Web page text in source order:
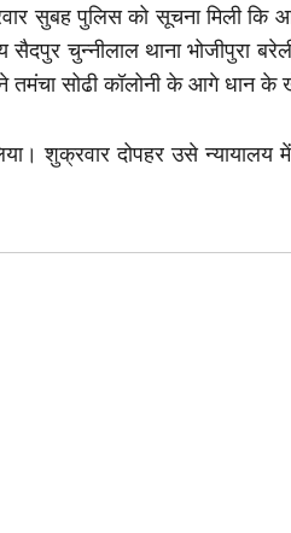
सुबह पुलिस को सूचना मिली
चुन्नीलाल थाना भोजीपुरा
तमंचा सोढी कॉलोनी के आगे धान के
शुक्रवार दोपहर उसे